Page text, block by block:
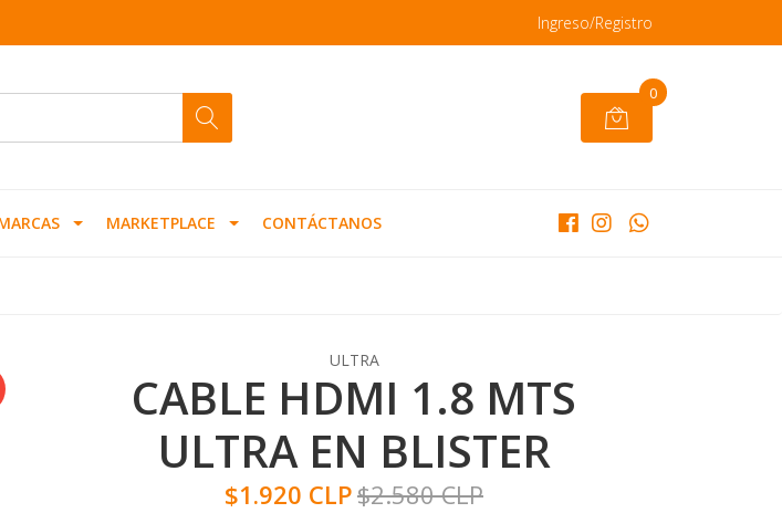
Ingreso/Registro
0
MARKETPLACE CONTÁCTANOS
ULTRA
CABLE HDMI 1.8 MTS
ULTRA EN BLISTER
$1.920 CLP$2.580 CLP